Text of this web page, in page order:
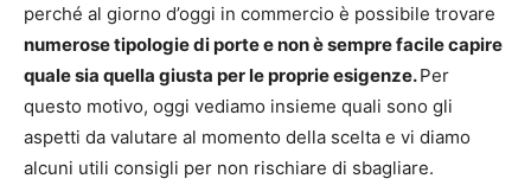
perché al giorno d’oggi in commercio è possibile trovare
numerose tipologie di porte e non è sempre facile capire
quale sia quella giusta per le proprie esigenze.Per
questo motivo, oggi vediamo insieme quali sono gli
aspetti da valutare al momento della scelta e vi diamo
alcuni utili consigli per non rischiare di sbagliare.